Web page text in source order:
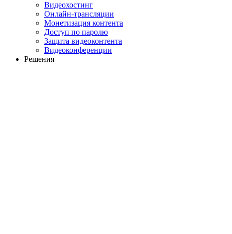
Видеохостинг
Онлайн-трансляции
Монетизация контента
Доступ по паролю
Защита видеоконтента
Видеоконференции
Решения